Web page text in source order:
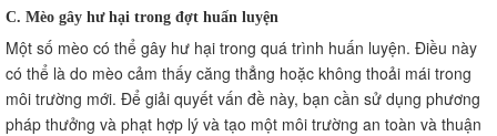
C. Mèo gây hư hại trong đợt huấn luyện
Một số mèo có thể gây hư hại trong quá trình huấn luyện. Điều này
có thể là do mèo cảm thấy căng thẳng hoặc không thoải mái trong
môi trường mới. Để giải quyết vấn đề này, bạn cần sử dụng phương
pháp thưởng và phạt hợp lý và tạo một môi trường an toàn và thuận